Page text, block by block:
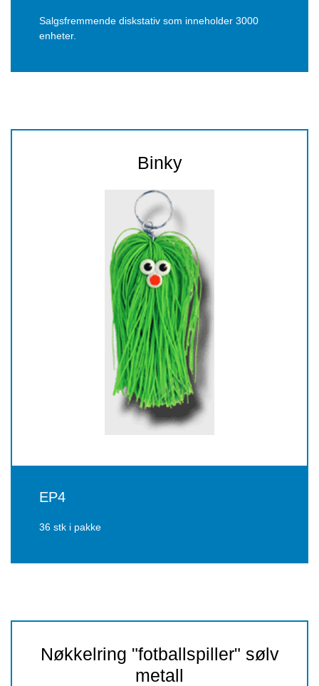
Salgsfremmende diskstativ som inneholder 3000
enheter.
Binky
EP4
36 stk i pakke
Nøkkelring "fotballspiller" sølv
metall